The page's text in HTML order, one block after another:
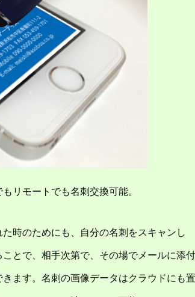
リモートでも名刺交換可能。
時のためにも、自分の名刺をスキャンし
とで、相手次第で、その場でメールに添付
ます。名刺の画像データはクラウドにも置